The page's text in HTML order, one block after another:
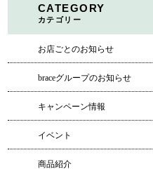
CATEGORY
カテゴリー
お店ごとのお知らせ
braceグループのお知らせ
キャンペーン情報
イベント
商品紹介